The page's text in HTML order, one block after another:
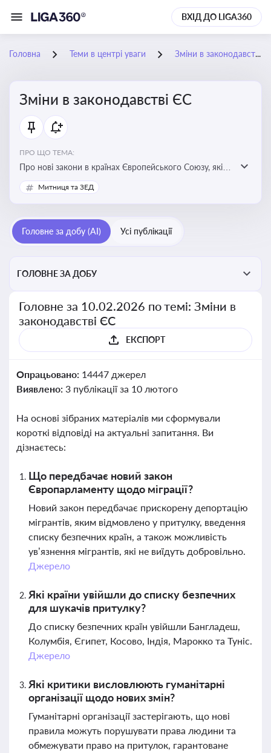
ВХІД ДО LIGA360
Головна Теми в центрі уваги Зміни в законодавстві ЄС
Зміни в законодавстві ЄС
ПРО ЩО ТЕМА:
Про нові закони в країнах Європейського Союзу, які
впливають на умови торгівлі, трудової міграції,
інтеграції та перспективу членства України в
Митниця та ЗЕД
Головне за добу (AI) Усі публікації
ГОЛОВНЕ ЗА ДОБУ
Головне за 10.02.2026 по темі: Зміни в
законодавстві ЄС
ЕКСПОРТ
Опрацьовано: 14447 джерел
Виявлено: 3 публікації за 10 лютого
На основі зібраних матеріалів ми сформували
короткі відповіді на актуальні запитання. Ви
дізнаєтесь:
Що передбачає новий закон
Європарламенту щодо міграції?
Новий закон передбачає прискорену депортацію
мігрантів, яким відмовлено у притулку, введення
списку безпечних країн, а також можливість
ув’язнення мігрантів, які не виїдуть добровільно.
Джерело
Які країни увійшли до списку безпечних
для шукачів притулку?
До списку безпечних країн увійшли Бангладеш,
Колумбія, Єгипет, Косово, Індія, Марокко та Туніс.
Джерело
Які критики висловлюють гуманітарні
організації щодо нових змін?
Гуманітарні організації застерігають, що нові
правила можуть порушувати права людини та
обмежувати право на притулок, гарантоване